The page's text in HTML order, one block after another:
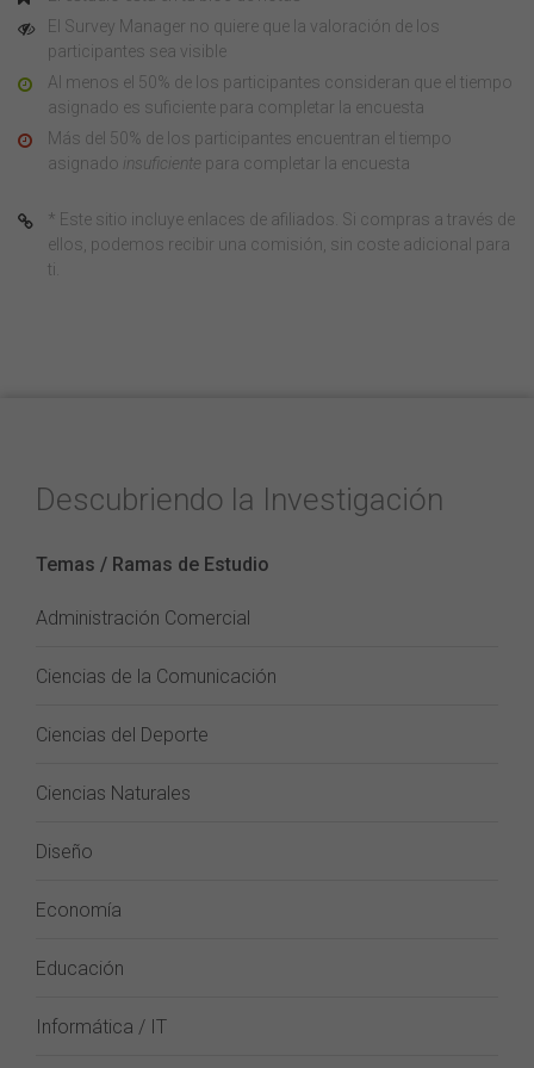
El Survey Manager no quiere que la valoración de los
participantes sea visible
Al menos el 50% de los participantes consideran que el tiempo
asignado es suficiente para completar la encuesta
Más del 50% de los participantes encuentran el tiempo
asignado insuficiente para completar la encuesta
* Este sitio incluye enlaces de afiliados. Si compras a través de
ellos, podemos recibir una comisión, sin coste adicional para
ti.
Descubriendo la Investigación
Temas / Ramas de Estudio
Administración Comercial
Ciencias de la Comunicación
Ciencias del Deporte
Ciencias Naturales
Diseño
Economía
Educación
Informática / IT